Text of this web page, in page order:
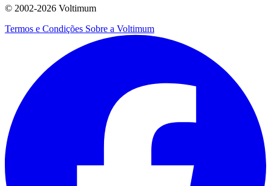
© 2002-2026 Voltimum
Termos e Condições Sobre a Voltimum